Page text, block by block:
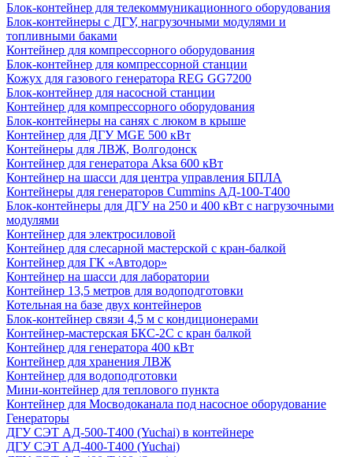
Блок-контейнер для телекоммуникационного оборудования
Блок-контейнеры с ДГУ, нагрузочными модулями и
топливными баками
Контейнер для компрессорного оборудования
Блок-контейнер для компрессорной станции
Кожух для газового генератора REG GG7200
Блок-контейнер для насосной станции
Контейнер для компрессорного оборудования
Блок-контейнеры на санях с люком в крыше
Контейнер для ДГУ MGE 500 кВт
Контейнеры для ЛВЖ, Волгодонск
Контейнер для генератора Aksa 600 кВт
Контейнер на шасси для центра управления БПЛА
Контейнеры для генераторов Cummins АД-100-Т400
Блок-контейнеры для ДГУ на 250 и 400 кВт с нагрузочными
модулями
Контейнер для электросиловой
Контейнер для слесарной мастерской с кран-балкой
Контейнер для ГК «Автодор»
Контейнер на шасси для лаборатории
Контейнер 13,5 метров для водоподготовки
Котельная на базе двух контейнеров
Блок-контейнер связи 4,5 м с кондиционерами
Контейнер-мастерская БКС-2С с кран балкой
Контейнер для генератора 400 кВт
Контейнер для хранения ЛВЖ
Контейнер для водоподготовки
Мини-контейнер для теплового пункта
Контейнер для Мосводоканала под насосное оборудование
Генераторы
ДГУ СЭТ АД-500-Т400 (Yuchai) в контейнере
ДГУ СЭТ АД-400-Т400 (Yuchai)